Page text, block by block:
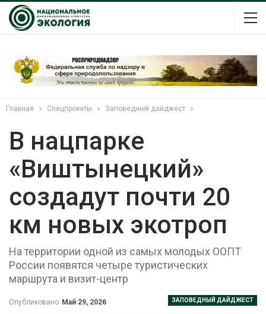
Главная Спецпроекты Заповедный дайджест
В нацпарке
«Виштынецкий»
создадут почти 20
км новых экотроп
На территории одной из самых молодых ООПТ
России появятся четыре туристических
маршрута и визит-центр
ЗАПОВЕДНЫЙ ДАЙДЖЕСТ
Опубликовано Май 29, 2026